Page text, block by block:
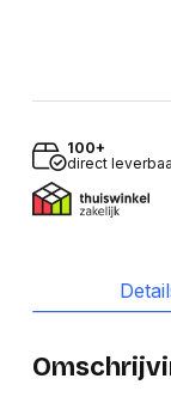
100+
direct